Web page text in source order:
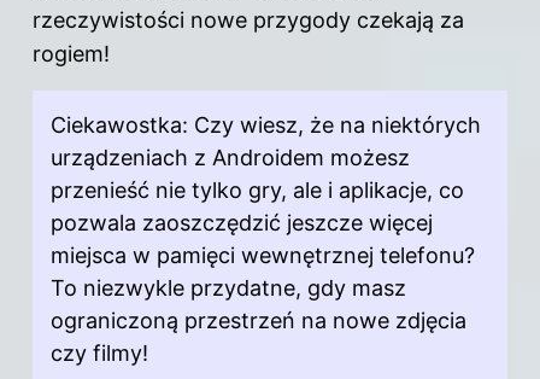
rzeczywistości nowe przygody czekają za
rogiem!
Ciekawostka: Czy wiesz, że na niektórych
urządzeniach z Androidem możesz
przenieść nie tylko gry, ale i aplikacje, co
pozwala zaoszczędzić jeszcze więcej
miejsca w pamięci wewnętrznej telefonu?
To niezwykle przydatne, gdy masz
ograniczoną przestrzeń na nowe zdjęcia
czy filmy!